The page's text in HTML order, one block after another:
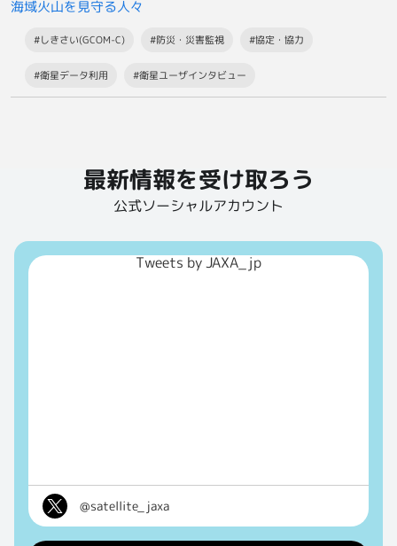
海域火山を見守る人々
#しきさい(GCOM-C) #防災・災害監視 #協定・協力
#衛星データ利用 #衛星ユーザインタビュー
最新情報を受け取ろう
公式ソーシャルアカウント
Tweets by JAXA_jp
@satellite_jaxa